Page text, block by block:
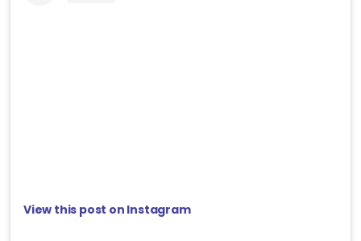
View this post on Instagram